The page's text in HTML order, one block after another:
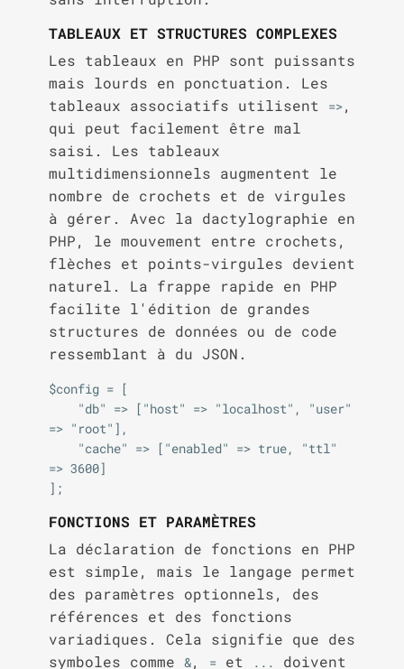
TABLEAUX ET STRUCTURES COMPLEXES
Les tableaux en PHP sont puissants
mais lourds en ponctuation. Les
tableaux associatifs utilisent
=>,
qui peut facilement être mal
saisi. Les tableaux
multidimensionnels augmentent le
nombre de crochets et de virgules
à gérer. Avec la dactylographie en
PHP, le mouvement entre crochets,
flèches et points-virgules devient
naturel. La frappe rapide en PHP
facilite l'édition de grandes
structures de données ou de code
ressemblant à du JSON.
$config = [
=> "root"],
=> 3600]
FONCTIONS ET PARAMÈTRES
La déclaration de fonctions en PHP
est simple, mais le langage permet
des paramètres optionnels, des
références et des fonctions
variadiques. Cela signifie que des
symboles comme &, =et ...
doivent